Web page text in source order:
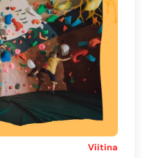
Viitina